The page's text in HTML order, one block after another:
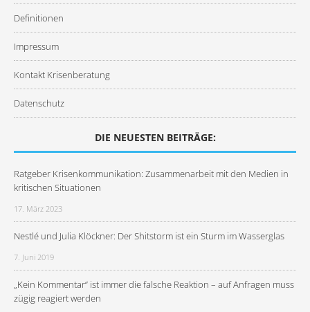
Definitionen
Impressum
Kontakt Krisenberatung
Datenschutz
DIE NEUESTEN BEITRÄGE:
Ratgeber Krisenkommunikation: Zusammenarbeit mit den Medien in
kritischen Situationen
17. März 2023
Nestlé und Julia Klöckner: Der Shitstorm ist ein Sturm im Wasserglas
7. Juni 2019
„Kein Kommentar“ ist immer die falsche Reaktion – auf Anfragen muss
zügig reagiert werden